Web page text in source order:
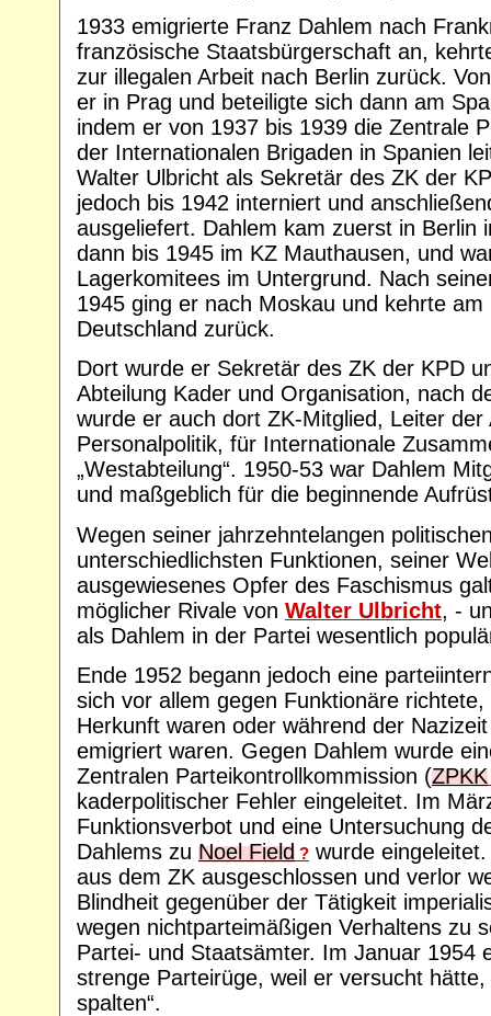
1933 emigrierte Franz Dahlem nach
französische Staatsbürgerschaft an,
zur illegalen Arbeit nach Berlin zurück.
er in Prag und beteiligte sich dann am
indem er von 1937 bis 1939 die Zentrale
der Internationalen Brigaden in Spanien
Walter Ulbricht als Sekretär des ZK der
jedoch bis 1942 interniert und
ausgeliefert. Dahlem kam zuerst in Berlin
dann bis 1945 im KZ Mauthausen, und
Lagerkomitees im Untergrund. Nach
1945 ging er nach Moskau und kehrte am
Deutschland zurück.
Dort wurde er Sekretär des ZK der KPD
Abteilung Kader und Organisation, nach
wurde er auch dort ZK-Mitglied, Leiter der
Personalpolitik, für Internationale
„Westabteilung“. 1950-53 war Dahlem
und maßgeblich für die beginnende
Wegen seiner jahrzehntelangen
unterschiedlichsten Funktionen, seiner
ausgewiesenes Opfer des Faschismus
möglicher Rivale von Walter Ulbricht, -
als Dahlem in der Partei wesentlich
Ende 1952 begann jedoch eine
sich vor allem gegen Funktionäre richtete,
Herkunft waren oder während der
emigriert waren. Gegen Dahlem wurde
Zentralen Parteikontrollkommission (ZPKK
kaderpolitischer Fehler eingeleitet. Im
Funktionsverbot und eine Untersuchung
Dahlems zu Noel Field ? wurde
aus dem ZK ausgeschlossen und verlor
Blindheit gegenüber der Tätigkeit
wegen nichtparteimäßigen Verhaltens zu
Partei- und Staatsämter. Im Januar 1954
strenge Parteirüge, weil er versucht hätte,
spalten“.